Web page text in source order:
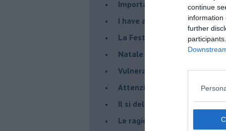
continue
information
further
Importante è distrarre
​I have a Dream
La Festa della Mondialità
Natale e covid 19
Vulnerabilità e paura
Attenzione al laicismo
Il si del Papa alle unioni
Le ragioni della politica